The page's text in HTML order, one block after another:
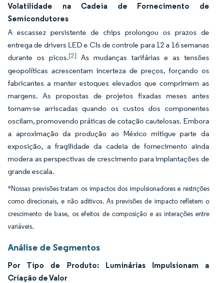
Volatilidade na Cadeia de Fornecimento de
Semicondutores
A escassez persistente de chips prolongou os prazos de
entrega de drivers LED e CIs de controle para 12 a 16 semanas
durante os picos.[2] As mudanças tarifárias e as tensões
geopolíticas acrescentam incerteza de preços, forçando os
fabricantes a manter estoques elevados que comprimem as
margens. As propostas de projetos fixadas meses antes
tornam-se arriscadas quando os custos dos componentes
oscilam, promovendo práticas de cotação cautelosas. Embora
a aproximação da produção ao México mitigue parte da
exposição, a fragilidade da cadeia de fornecimento ainda
modera as perspectivas de crescimento para implantações de
grande escala.
*Nossas previsões tratam os impactos dos impulsionadores e restrições
como direcionais, e não aditivos. As previsões de impacto refletem o
crescimento de base, os efeitos de composição e as interações entre
variáveis.
Análise de Segmentos
Por Tipo de Produto: Luminárias Impulsionam a
Criação de Valor